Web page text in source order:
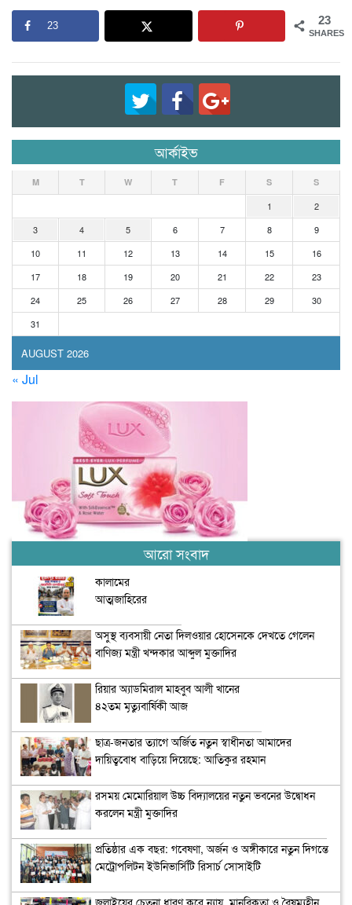
23
SHARES
23
আর্কাইভ
AUGUST 2026
M T W T F S S
1
2
3
4 5 6 7 8
9
10
11 12 13 14 15
16
17
18 19 20 21 22
23
24
25 26 27 28 29
30
31
« Jul
আরো সংবাদ
কালামের
আত্মজাহিরের
অসুস্থ ব্যবসায়ী নেতা দিলওয়ার হোসেনকে দেখতে গেলেন
বাণিজ্য মন্ত্রী খন্দকার আব্দুল মুক্তাদির
রিয়ার অ্যাডমিরাল মাহবুব আলী খানের
৪২তম মৃত্যুবার্ষিকী আজ
ছাত্র-জনতার ত্যাগে অর্জিত নতুন স্বাধীনতা আমাদের
দায়িত্ববোধ বাড়িয়ে দিয়েছে: আতিকুর রহমান
রসময় মেমোরিয়াল উচ্চ বিদ্যালয়ের নতুন ভবনের উদ্বোধন
করলেন মন্ত্রী মুক্তাদির
প্রতিষ্ঠার এক বছর: গবেষণা, অর্জন ও অঙ্গীকারে নতুন দিগন্তে
মেট্রোপলিটন ইউনিভার্সিটি রিসার্চ সোসাইটি
জুলাইয়ের চেতনা ধারণ করে ন্যায়, মানবিকতা ও বৈষম্যহীন